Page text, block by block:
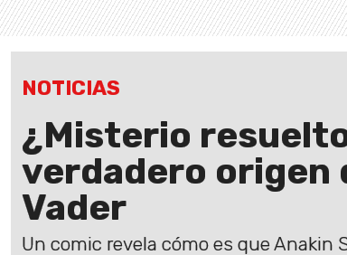
NOTICIAS
¿Misterio
verdadero origen
Vader
Un comic revela cómo es que Anakin